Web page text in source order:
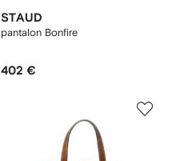
STAUD
pantalon Bonfire
402 €